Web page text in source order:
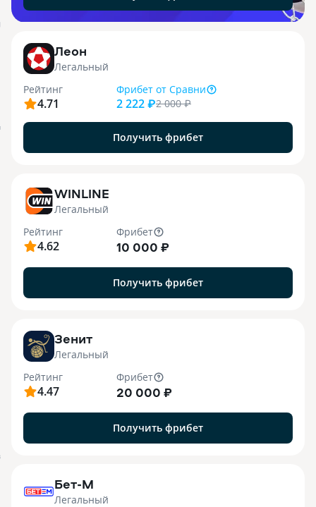
Леон
Легальный
Рейтинг
4.71
Фрибет от Сравни
2 222 ₽2 000₽
Получить фрибет
WINLINE
Легальный
Рейтинг
4.62
Фрибет
10 000 ₽
Получить фрибет
Зенит
Легальный
Рейтинг
4.47
Фрибет
20 000 ₽
Получить фрибет
Бет-М
Легальный